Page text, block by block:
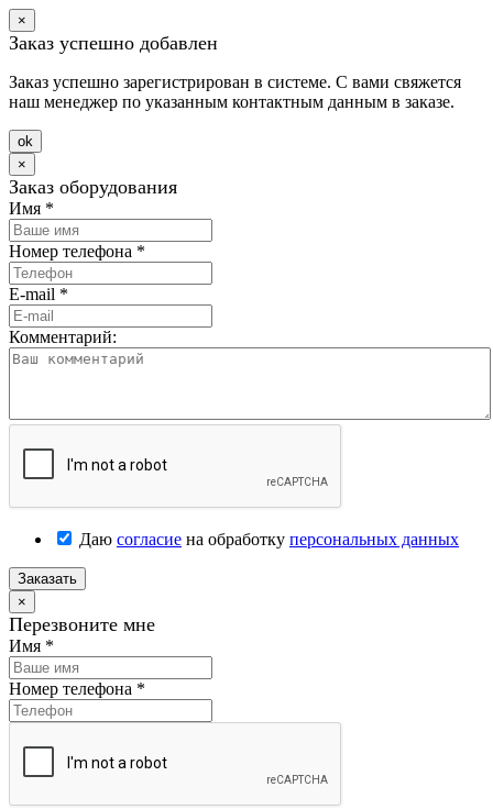
×
Заказ успешно добавлен
Заказ успешно зарегистрирован в системе. С вами свяжется
наш менеджер по указанным контактным данным в заказе.
оk
×
Заказ оборудования
Имя *
Номер телефона *
E-mail *
Комментарий:
Даю согласие на обработку персональных данных
Заказать
×
Перезвоните мне
Имя *
Номер телефона *